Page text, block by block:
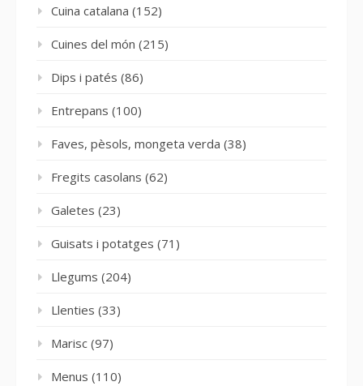
Cuina catalana (152)
Cuines del món (215)
Dips i patés (86)
Entrepans (100)
Faves, pèsols, mongeta verda (38)
Fregits casolans (62)
Galetes (23)
Guisats i potatges (71)
Llegums (204)
Llenties (33)
Marisc (97)
Menus (110)